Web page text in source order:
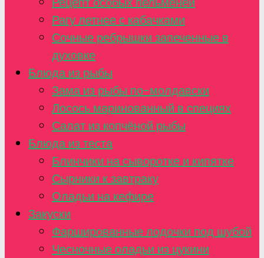
Рагу летнее с кабачками
Сочные ребрышки запеченные в
духовке
Блюда из рыбы
Зама из рыбы по-молдавски
Лосось маринованный в специях
Салат из копчёной рыбы
Блюда из теста
Блинчики на сыворотке и кипятке
Сырники к завтраку
Оладьи на кефире
Закуски
Фаршированные лодочки под шубой
Чесночные оладьи из цукини